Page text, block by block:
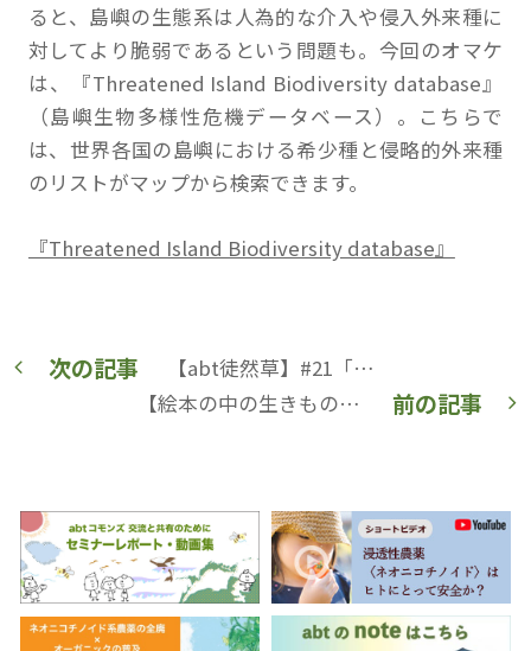
ると、島嶼の生態系は人為的な介入や侵入外来種に
対してより脆弱であるという問題も。今回のオマケ
は、『Threatened Island Biodiversity database』
（島嶼生物多様性危機データベース）。こちらで
は、世界各国の島嶼における希少種と侵略的外来種
のリストがマップから検索できます。
『Threatened Island Biodiversity database』
次の記事 【abt徒然草】#21「見えない人々を見る」
前の記事
【絵本の中の生きものたち】自由にあこがれて（1）『九月姫とウグイス』（1954）岩波書店